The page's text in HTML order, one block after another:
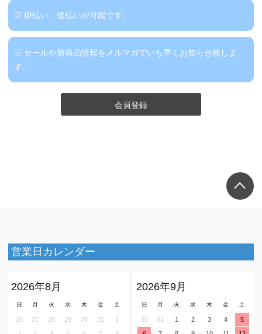
☑ 掛払い、後払いが可能です。
☑ セールや新商品情報をメルマガでいち早くお知らせ致しま
す。
会員登録
営業日カレンダー
2026年8月
日 月 火 水 木 金 土
26 27 28 29 30 31
1
2026年9月
日 月 火 水 木 金 土
30 31 1 2 3 4
5